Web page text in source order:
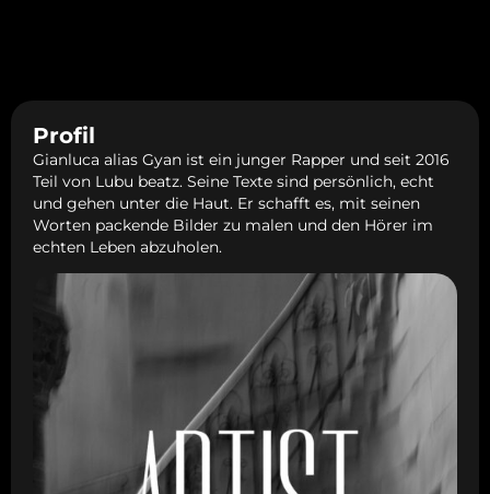
Profil
Gianluca alias Gyan ist ein junger Rapper und seit 2016
Teil von Lubu beatz. Seine Texte sind persönlich, echt
und gehen unter die Haut. Er schafft es, mit seinen
Worten packende Bilder zu malen und den Hörer im
echten Leben abzuholen.